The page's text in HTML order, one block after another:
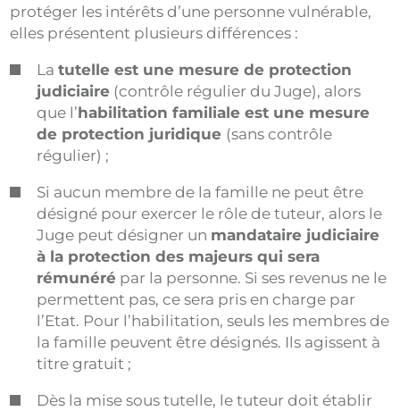
protéger les intérêts d’une personne vulnérable,
elles présentent plusieurs différences :
Latutelle est une mesure de protection
judiciaire (contrôle régulier du Juge), alors
que l’habilitation familiale est une mesure
de protection juridique (sans contrôle
régulier) ;
Si aucun membre de la famille ne peut être
désigné pour exercer le rôle de tuteur, alors le
Juge peut désigner un mandataire judiciaire
à la protection des majeurs qui sera
rémunéré par la personne. Si ses revenus ne le
permettent pas, ce sera pris en charge par
l’Etat. Pour l’habilitation, seuls les membres de
la famille peuvent être désignés. Ils agissent à
titre gratuit ;
Dès la mise sous tutelle, le tuteur doit établir